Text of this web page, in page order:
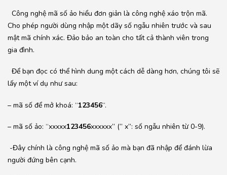
Công nghệ mã số ảo hiểu đơn giản là công nghệ xáo trộn mã.
Cho phép người dùng nhập một dãy số ngẫu nhiên trước và sau
mật mã chính xác. Đảo bảo an toàn cho tất cả thành viên trong
gia đình.
Để bạn đọc có thể hình dung một cách dễ dàng hơn, chúng tôi sẽ
lấy một ví dụ như sau:
– mã số để mở khoá: “123456“.
– mã số ảo: “xxxxx123456xxxxxx” (” x”: số ngẫu nhiên từ 0-9).
-Đây chính là công nghệ mã số ảo mà bạn đã nhập để đánh lừa
người đứng bên cạnh.